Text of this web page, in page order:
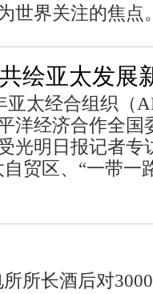
世界关注的焦点
绘亚太发展
亚太经合组织（
洋经济合作全国
光明日报记者专
贸区、“一带一
所长酒后对